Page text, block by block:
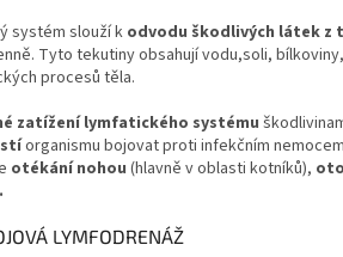
systém slouží k odvodu škodlivých látek z
Tyto tekutiny obsahují vodu,soli,
procesů těla.
zatížení lymfatického systému
organismu bojovat proti infekčním
otékání nohou (hlavně v oblasti kotníků),
LYMFODRENÁŽ